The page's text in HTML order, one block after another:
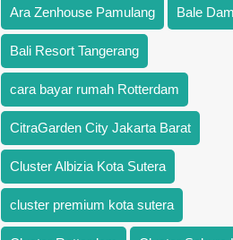
Ara Zenhouse Pamulang Bale
Bali Resort Tangerang
cara bayar rumah Rotterdam
CitraGarden City Jakarta Barat
Cluster Albizia Kota Sutera
cluster premium kota sutera